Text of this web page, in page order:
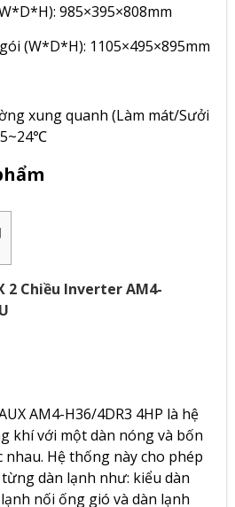
985×395×808mm
(W*D*H): 1105×495×895mm
xung quanh (Làm mát/Sưởi
2 Chiều Inverter AM4-
AM4-H36/4DR3 4HP là hệ
khí với một dàn nóng và bốn
nhau. Hệ thống này cho phép
dàn lạnh như: kiểu dàn
nối ống gió và dàn lạnh